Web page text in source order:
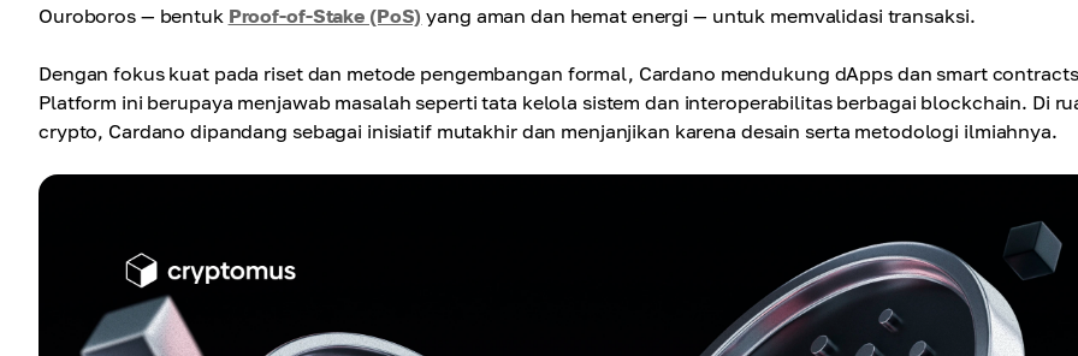
Ouroboros — bentuk Proof-of-Stake (PoS) yang aman dan hemat energi — untuk memvalidasi transaksi.
Dengan fokus kuat pada riset dan metode pengembangan formal, Cardano mendukung dApps dan smart
Platform ini berupaya menjawab masalah seperti tata kelola sistem dan interoperabilitas berbagai blockchain. Di
crypto, Cardano dipandang sebagai inisiatif mutakhir dan menjanjikan karena desain serta metodologi ilmiahnya.